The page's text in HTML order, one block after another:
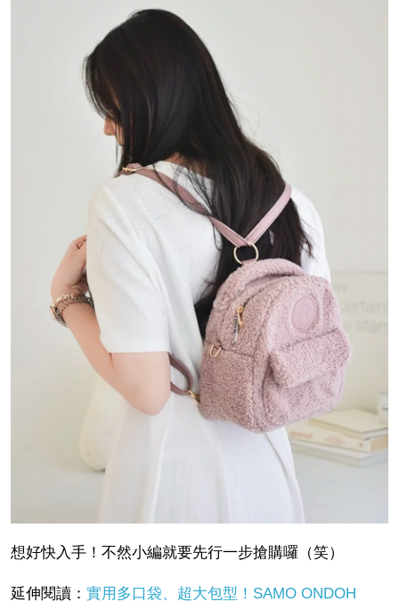
想好快入手！不然小編就要先行一步搶購囉（笑）
延伸閱讀： 實用多口袋、超大包型！SAMO ONDOH